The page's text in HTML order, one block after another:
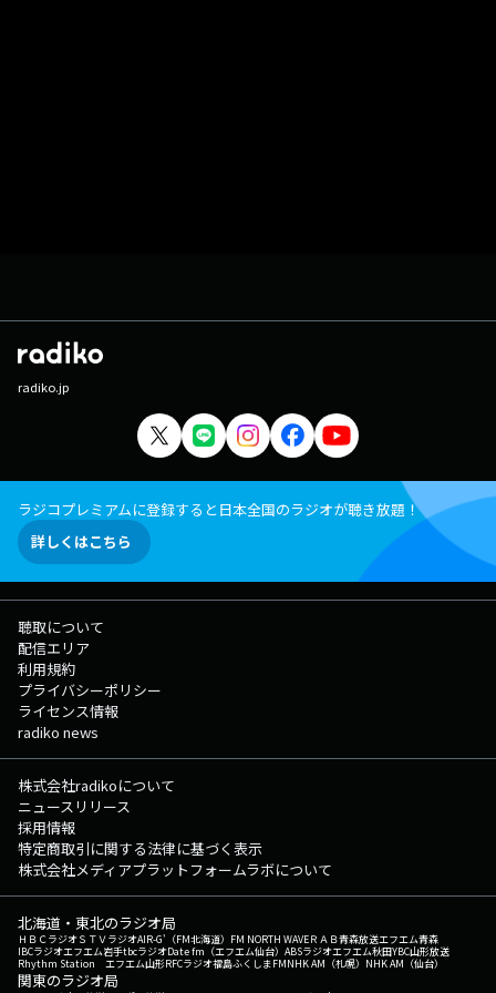
radiko.jp
ラジコプレミアムに登録すると日本全国のラジオが聴き放題！
詳しくはこちら
聴取について
配信エリア
利用規約
プライバシーポリシー
ライセンス情報
radiko news
株式会社radikoについて
ニュースリリース
採用情報
特定商取引に関する法律に基づく表示
株式会社メディアプラットフォームラボについて
北海道・東北のラジオ局
ＨＢＣラジオＳＴＶラジオAIR-G'（FM北海道） FM NORTH WAVEＲＡＢ青森放送エフエム青森
IBCラジオエフエム岩手tbcラジオDate fm（エフエム仙台） ABSラジオエフエム秋田YBC山形放送
Rhythm Station エフエム山形RFCラジオ福島ふくしまFMNHK AM（札幌） NHK AM（仙台）
関東のラジオ局